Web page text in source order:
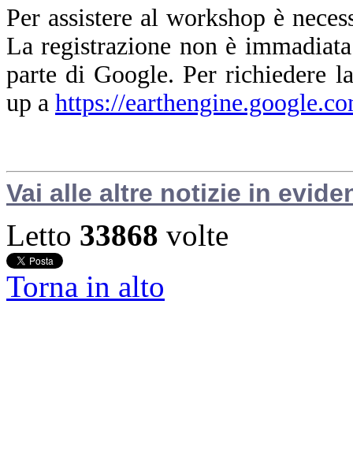
Per assistere al workshop è
La registrazione non è
parte di Google. Per richiedere
up a https://
Vai alle altre notizie in
Letto 33868 volte
Torna in alto